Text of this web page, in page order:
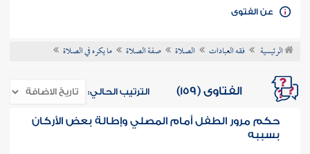
مختارات الفتاوى
الفتوى
الرئيسية فقه العبادات الصلاة صفة الصلاة ما يكره في الصلاة
الفتاوى (159) الترتيب الحالي:
حكم مرور الطفل أمام المصلي وإطالة بعض الأركان
بسببه